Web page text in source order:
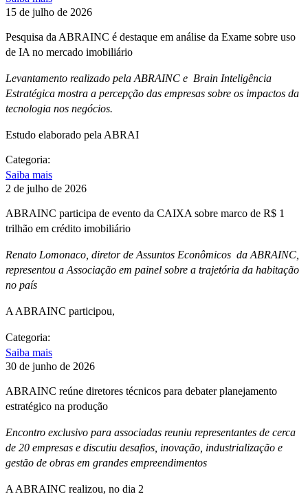
15 de julho de 2026
Pesquisa da ABRAINC é destaque em análise da Exame sobre uso
de IA no mercado imobiliário
Levantamento realizado pela ABRAINC e Brain Inteligência
Estratégica mostra a percepção das empresas sobre os impactos da
tecnologia nos negócios.
Estudo elaborado pela ABRAI
Categoria:
Saiba mais
2 de julho de 2026
ABRAINC participa de evento da CAIXA sobre marco de R$ 1
trilhão em crédito imobiliário
Renato Lomonaco, diretor de Assuntos Econômicos da ABRAINC,
representou a Associação em painel sobre a trajetória da habitação
no país
A ABRAINC participou,
Categoria:
Saiba mais
30 de junho de 2026
ABRAINC reúne diretores técnicos para debater planejamento
estratégico na produção
Encontro exclusivo para associadas reuniu representantes de cerca
de 20 empresas e discutiu desafios, inovação, industrialização e
gestão de obras em grandes empreendimentos
A ABRAINC realizou, no dia 2